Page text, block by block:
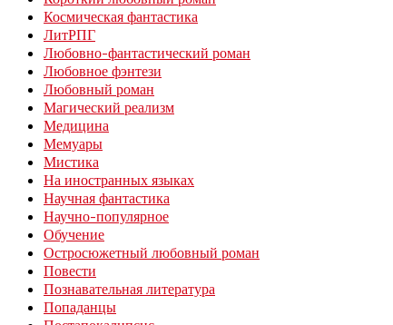
Космическая фантастика
ЛитРПГ
Любовно-фантастический роман
Любовное фэнтези
Любовный роман
Магический реализм
Медицина
Мемуары
Мистика
На иностранных языках
Научная фантастика
Научно-популярное
Обучение
Остросюжетный любовный роман
Повести
Познавательная литература
Попаданцы